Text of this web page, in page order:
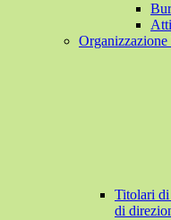
Organizzazione
Titolari
di